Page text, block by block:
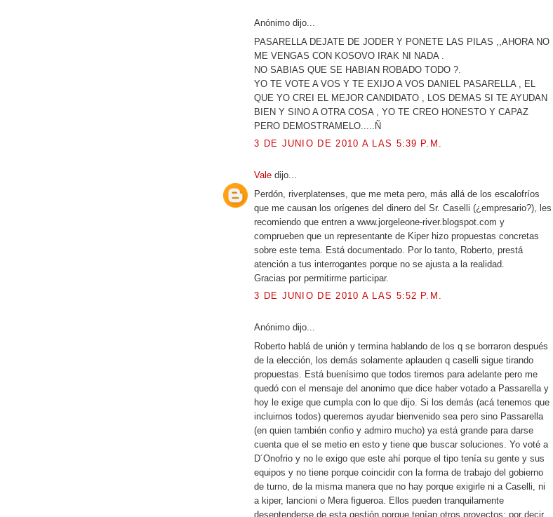
Anónimo dijo...
PASARELLA DEJATE DE JODER Y PONETE LAS PILAS ,,AHORA NO
ME VENGAS CON KOSOVO IRAK NI NADA .
NO SABIAS QUE SE HABIAN ROBADO TODO ?.
YO TE VOTE A VOS Y TE EXIJO A VOS DANIEL PASARELLA , EL
QUE YO CREI EL MEJOR CANDIDATO , LOS DEMAS SI TE AYUDAN
BIEN Y SINO A OTRA COSA , YO TE CREO HONESTO Y CAPAZ
PERO DEMOSTRAMELO.....Ñ
3 DE JUNIO DE 2010 A LAS 5:39 P.M.
Vale dijo...
Perdón, riverplatenses, que me meta pero, más allá de los escalofríos
que me causan los orígenes del dinero del Sr. Caselli (¿empresario?), les
recomiendo que entren a www.jorgeleone-river.blogspot.com y
comprueben que un representante de Kiper hizo propuestas concretas
sobre este tema. Está documentado. Por lo tanto, Roberto, prestá
atención a tus interrogantes porque no se ajusta a la realidad.
Gracias por permitirme participar.
3 DE JUNIO DE 2010 A LAS 5:52 P.M.
Anónimo dijo...
Roberto hablá de unión y termina hablando de los q se borraron después
de la elección, los demás solamente aplauden q caselli sigue tirando
propuestas. Está buenísimo que todos tiremos para adelante pero me
quedó con el mensaje del anonimo que dice haber votado a Passarella y
hoy le exige que cumpla con lo que dijo. Si los demás (acá tenemos que
incluirnos todos) queremos ayudar bienvenido sea pero sino Passarella
(en quien también confio y admiro mucho) ya está grande para darse
cuenta que el se metio en esto y tiene que buscar soluciones. Yo voté a
D´Onofrio y no le exigo que este ahí porque el tipo tenía su gente y sus
equipos y no tiene porque coincidir con la forma de trabajo del gobierno
de turno, de la misma manera que no hay porque exigirle ni a Caselli, ni
a kiper, lancioni o Mera figueroa. Ellos pueden tranquilamente
desentenderse de esta gestión porque tenían otros proyectos; por decir